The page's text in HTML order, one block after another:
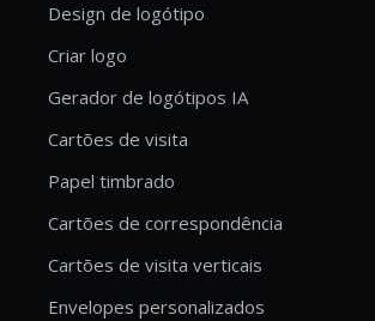
Design de logótipo
Criar logo
Gerador de logótipos IA
Cartões de visita
Papel timbrado
Cartões de correspondência
Cartões de visita verticais
Envelopes personalizados